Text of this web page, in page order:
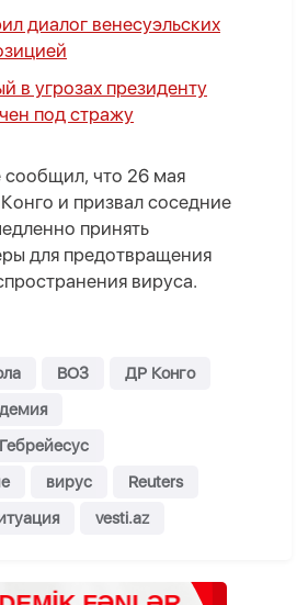
диалог венесуэльских
в угрозах президенту
под стражу
сообщил, что 26 мая
и призвал соседние
принять
для предотвращения
вируса.
ВОЗ
ДР Конго
вирус
Reuters
vesti.az